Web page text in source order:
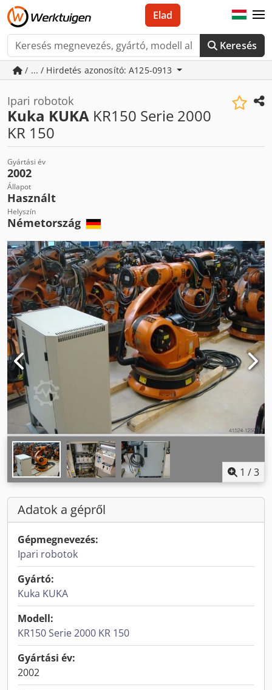
Keresés
Elad
/ ... / Hirdetés azonosító: A125-0913
Ipari robotok
Kuka KUKA KR150 Serie 2000
KR 150
Gyártási év
2002
Állapot
Használt
Helyszín
Németország
1 /3
Adatok a gépről
Gépmegnevezés:
Ipari robotok
Gyártó:
Kuka KUKA
Modell:
KR150 Serie 2000 KR 150
Gyártási év:
2002